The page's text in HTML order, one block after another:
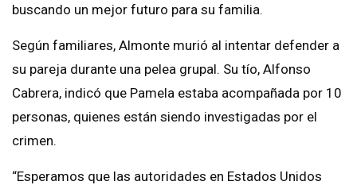
buscando un mejor futuro para su familia.
Según familiares, Almonte murió al intentar defender a
su pareja durante una pelea grupal. Su tío, Alfonso
Cabrera, indicó que Pamela estaba acompañada por 10
personas, quienes están siendo investigadas por el
crimen.
“Esperamos que las autoridades en Estados Unidos